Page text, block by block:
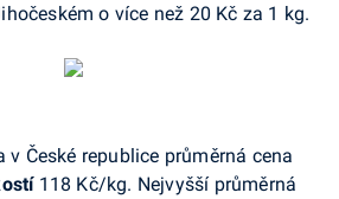
o více než 20 Kč za 1 kg.
v České republice průměrná cena
118 Kč/kg. Nejvyšší průměrná